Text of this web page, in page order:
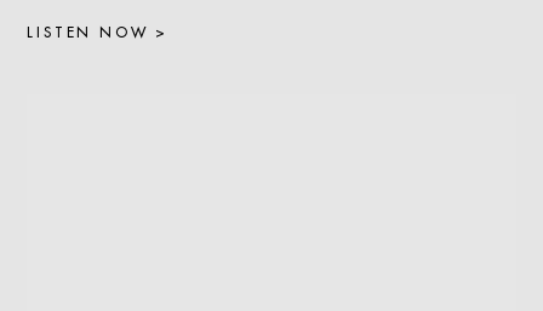
LISTEN NOW >